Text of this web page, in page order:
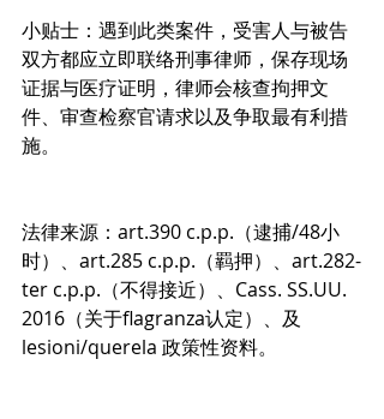
小贴士：遇到此类案件，受害人与被告
双方都应立即联络刑事律师，保存现场
证据与医疗证明，律师会核查拘押文
件、审查检察官请求以及争取最有利措
施。
法律来源：art.390 c.p.p.（逮捕/48小
时）、art.285 c.p.p.（羁押）、art.282-
ter c.p.p.（不得接近）、Cass. SS.UU.
2016（关于flagranza认定）、及
lesioni/querela 政策性资料。